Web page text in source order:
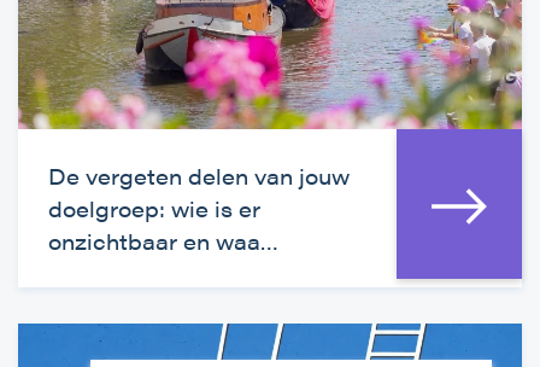
De vergeten delen van jouw
doelgroep: wie is er
onzichtbaar en waa…